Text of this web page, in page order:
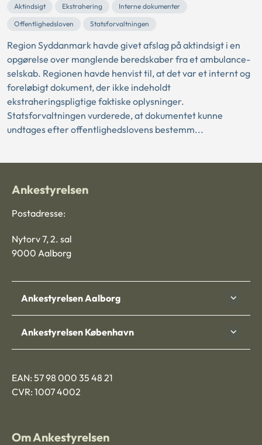
Aktindsigt Ekstrahering
Interne dokumenter
Offentlighedsloven
Statsforvaltningen
Region Syddanmark havde givet afslag på aktindsigt i en
opgørelse over manglende beredskaber fra et ambulance-
selskab. Regionen havde henvist til, at det var et internt og
foreløbigt dokument, der ikke indeholdt
ekstraheringspligtige faktiske oplysninger.
Statsforvaltningen vurderede, at dokumentet kunne
undtages efter offentlighedslovens bestemm...
Ankestyrelsen
Postadresse:
Nytorv 7, 2. sal
9000 Aalborg
Ankestyrelsen Aalborg
Ankestyrelsen København
EAN: 57 98 000 35 48 21
CVR: 1007 4002
Om Ankestyrelsen